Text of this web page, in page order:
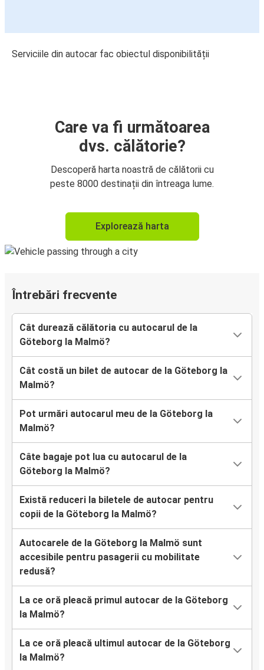
Serviciile din autocar fac obiectul disponibilității
Care va fi următoarea
dvs. călătorie?
Descoperă harta noastră de călătorii cu
peste 8000 destinații din întreaga lume.
Explorează harta
Întrebări frecvente
Cât durează călătoria cu autocarul de la
Göteborg la Malmö?
Cât costă un bilet de autocar de la Göteborg la
Malmö?
Pot urmări autocarul meu de la Göteborg la
Malmö?
Câte bagaje pot lua cu autocarul de la
Göteborg la Malmö?
Există reduceri la biletele de autocar pentru
copii de la Göteborg la Malmö?
Autocarele de la Göteborg la Malmö sunt
accesibile pentru pasagerii cu mobilitate
redusă?
La ce oră pleacă primul autocar de la Göteborg
la Malmö?
La ce oră pleacă ultimul autocar de la Göteborg
la Malmö?